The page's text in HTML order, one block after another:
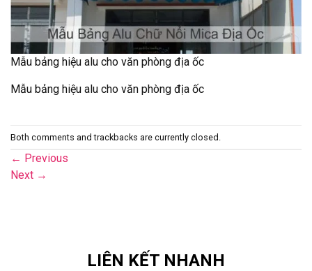
Mẫu bảng hiệu alu cho văn phòng địa ốc
Mẫu bảng hiệu alu cho văn phòng địa ốc
Both comments and trackbacks are currently closed.
← Previous
Next →
LIÊN KẾT NHANH